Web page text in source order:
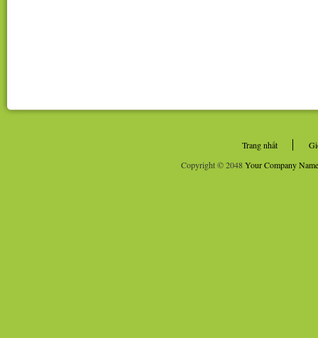
Trang nhất
Copyright © 2048Your Company Name